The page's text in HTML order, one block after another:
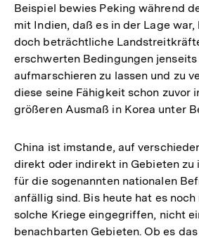
Beispiel bewies Peking während
mit Indien, daß es in der Lage
doch beträchtliche
erschwerten Bedingungen jenseits
aufmarschieren zu lassen und zu
diese seine Fähigkeit schon zuvor
größeren Ausmaß in Korea unter
China ist imstande, auf
direkt oder indirekt in Gebieten zu
für die sogenannten nationalen
anfällig sind. Bis heute hat es
solche Kriege eingegriffen, nicht
benachbarten Gebieten. Ob es